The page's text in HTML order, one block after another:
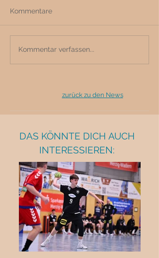
Kommentare
Kommentar verfassen...
zurück zu den News
DAS KÖNNTE DICH AUCH
INTERESSIEREN: